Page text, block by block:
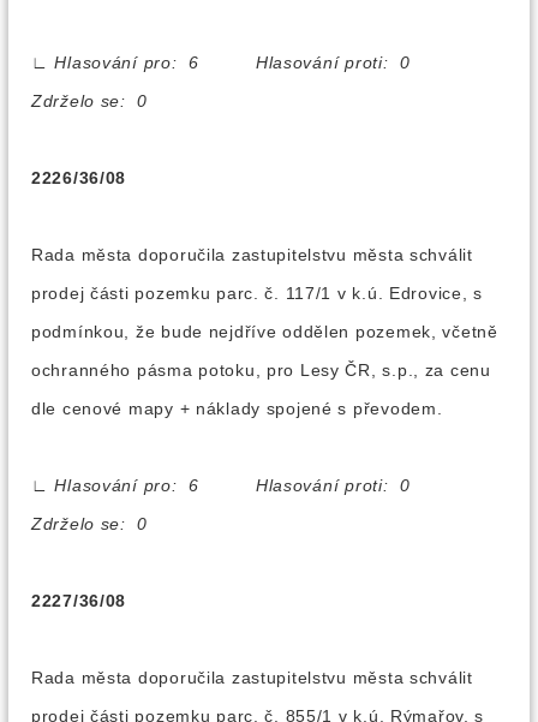
∟
Hlasování pro: 6 Hlasování proti: 0
Zdrželo se: 0
2226/36/08
Rada města doporučila zastupitelstvu města schválit
prodej části pozemku parc. č. 117/1 v k.ú. Edrovice, s
podmínkou, že bude nejdříve oddělen pozemek, včetně
ochranného pásma potoku, pro Lesy ČR, s.p., za cenu
dle cenové mapy + náklady spojené s převodem.
∟
Hlasování pro: 6 Hlasování proti: 0
Zdrželo se: 0
2227/36/08
Rada města doporučila zastupitelstvu města schválit
prodej části pozemku parc. č. 855/1 v k.ú. Rýmařov, s